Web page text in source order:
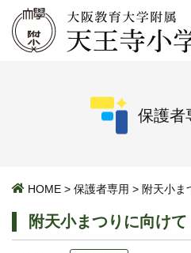
保護者
HOME > 保護者専用 > 附天小ま
附天小まつりに向けて